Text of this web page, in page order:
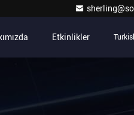
Etkinlikler